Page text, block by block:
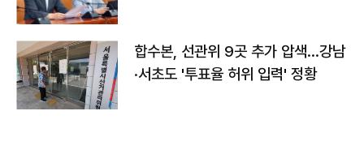
합수본, 선관위 9곳 추가 압색…강남
·서초도 '투표율 허위 입력' 정황